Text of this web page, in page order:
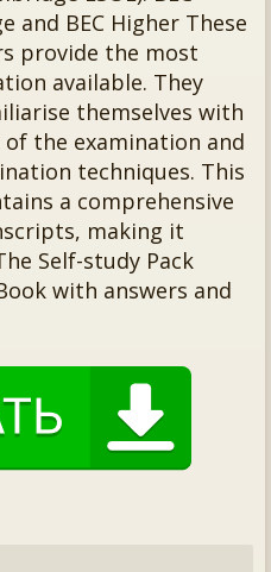
and BEC Higher These
provide the most
available. They
themselves with
the examination and
techniques. This
a comprehensive
making it
Self-study Pack
with answers and